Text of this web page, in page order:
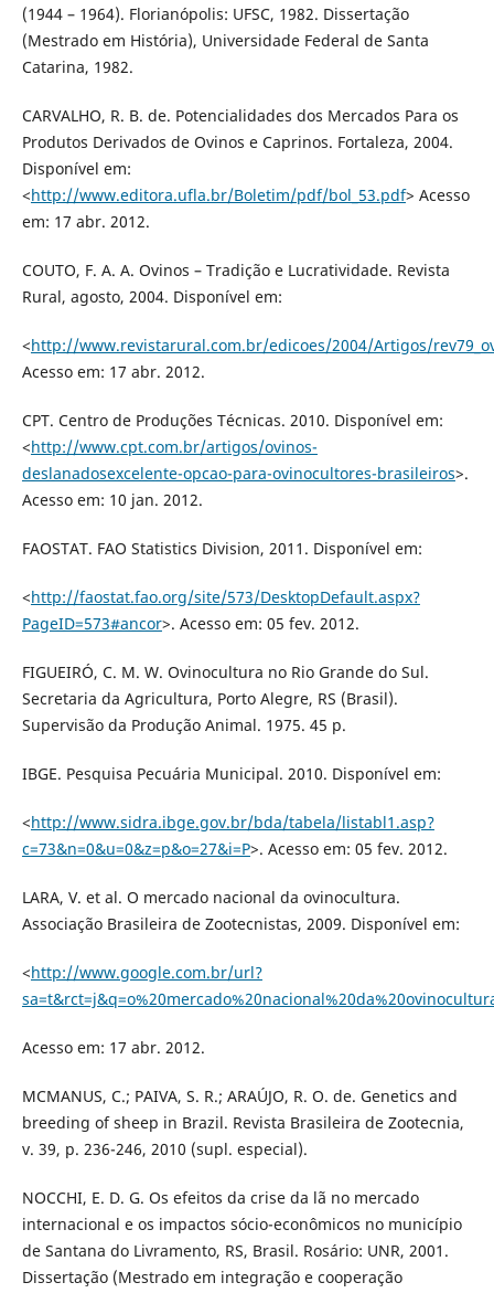
(1944 – 1964). Florianópolis: UFSC, 1982. Dissertação
(Mestrado em História), Universidade Federal de Santa
Catarina, 1982.
CARVALHO, R. B. de. Potencialidades dos Mercados Para os
Produtos Derivados de Ovinos e Caprinos. Fortaleza, 2004.
Disponível em:
<http://www.editora.ufla.br/Boletim/pdf/bol_53.pdf> Acesso
em: 17 abr. 2012.
COUTO, F. A. A. Ovinos – Tradição e Lucratividade. Revista
Rural, agosto, 2004. Disponível em:
<http://www.revistarural.com.br/edicoes/2004/Artigos/
Acesso em: 17 abr. 2012.
CPT. Centro de Produções Técnicas. 2010. Disponível em:
<http://www.cpt.com.br/artigos/ovinos-
deslanadosexcelente-opcao-para-ovinocultores-brasileiros>.
Acesso em: 10 jan. 2012.
FAOSTAT. FAO Statistics Division, 2011. Disponível em:
<http://faostat.fao.org/site/573/DesktopDefault.aspx?
PageID=573#ancor>. Acesso em: 05 fev. 2012.
FIGUEIRÓ, C. M. W. Ovinocultura no Rio Grande do Sul.
Secretaria da Agricultura, Porto Alegre, RS (Brasil).
Supervisão da Produção Animal. 1975. 45 p.
IBGE. Pesquisa Pecuária Municipal. 2010. Disponível em:
<http://www.sidra.ibge.gov.br/bda/tabela/listabl1.asp?
c=73&n=0&u=0&z=p&o=27&i=P>. Acesso em: 05 fev. 2012.
LARA, V. et al. O mercado nacional da ovinocultura.
Associação Brasileira de Zootecnistas, 2009. Disponível em:
<http://www.google.com.br/url?
Acesso em: 17 abr. 2012.
MCMANUS, C.; PAIVA, S. R.; ARAÚJO, R. O. de. Genetics and
breeding of sheep in Brazil. Revista Brasileira de Zootecnia,
v. 39, p. 236-246, 2010 (supl. especial).
NOCCHI, E. D. G. Os efeitos da crise da lã no mercado
internacional e os impactos sócio-econômicos no município
de Santana do Livramento, RS, Brasil. Rosário: UNR, 2001.
Dissertação (Mestrado em integração e cooperação